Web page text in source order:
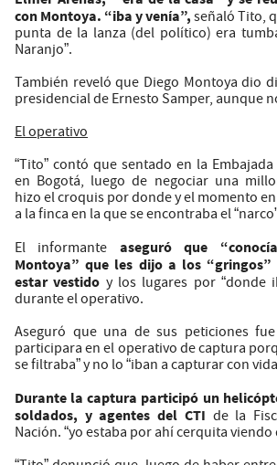
con Montoya. “iba y venía”, señaló Tito,
punta de la lanza (del político) era
Naranjo”.
También reveló que Diego Montoya dio
presidencial de Ernesto Samper, aunque
El operativo
“Tito” contó que sentado en la
en Bogotá, luego de negociar una
hizo el croquis por donde y el momento
a la finca en la que se encontraba el
El informante aseguró que
Montoya” que les dijo a los
estar vestido y los lugares por “donde
durante el operativo.
Aseguró que una de sus peticiones
participara en el operativo de captura
se filtraba” y no lo “iban a capturar con
Durante la captura participó un
soldados, y agentes del CTI de la
Nación. “yo estaba por ahí cerquita viendo